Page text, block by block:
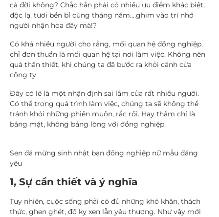
cả đời không? Chắc hẳn phải có nhiều ưu điểm khác biệt,
độc lạ, tươi bền bỉ cùng tháng năm….ghim vào trí nhớ
người nhận hoa đây mà!?
Có khá nhiều người cho rằng, mối quan hệ đồng nghiệp,
chỉ đơn thuần là mối quan hệ tại nơi làm việc. Không nên
quá thân thiết, khi chúng ta đã bước ra khỏi cánh cửa
công ty.
Đây có lẽ là một nhận định sai lầm của rất nhiều người.
Có thể trong quá trình làm việc, chúng ta sẽ không thể
tránh khỏi những phiền muộn, rắc rối. Hay thậm chí là
bằng mặt, không bằng lòng với đồng nghiệp.
Sen đá mừng sinh nhật bạn đồng nghiệp nữ mẫu đáng
yêu
1, Sự cần thiết và ý nghĩa
Tuy nhiên, cuộc sống phải có đủ những khó khăn, thách
thức, ghen ghét, đố kỵ xen lẫn yêu thương. Như vậy mới